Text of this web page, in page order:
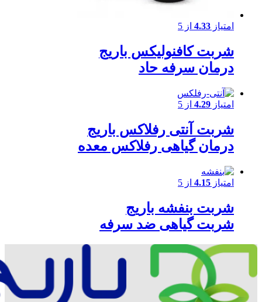
4.33از 5
شربت کافنولیکس باریج
درمان سرفه حاد
4.29از 5
شربت آنتی رفلاکس باریج
درمان گیاهی رفلاکس معده
4.15از 5
شربت بنفشه باریج
شربت گیاهی ضد سرفه